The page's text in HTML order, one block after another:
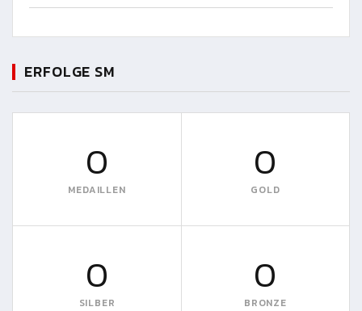
ERFOLGE SM
0
MEDAILLEN
0
GOLD
0
SILBER
0
BRONZE